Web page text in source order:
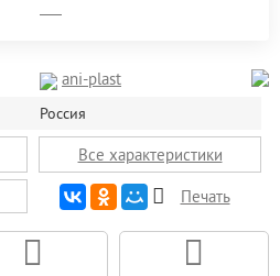
ani-plast
Россия
Все характеристики
Печать